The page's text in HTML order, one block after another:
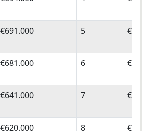
€691.000 5
€681.000 6
€641.000 7
€620.000 8